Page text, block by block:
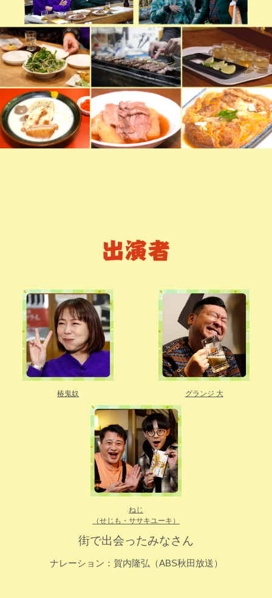
椿鬼奴 グランジ 大
ねじ
（せじも・ササキユーキ）
街で出会ったみなさん
ナレーション：賀内隆弘（ABS秋田放送）